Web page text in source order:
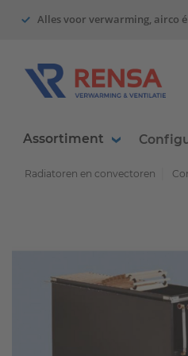
Alles voor verwarming, airco
Assortiment
Radiatoren en convectoren